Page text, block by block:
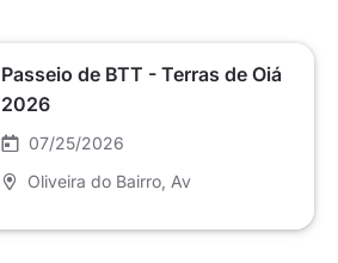
Passeio de BTT - Terras de Oiá
2026
07/25/2026
Oliveira do Bairro , Av